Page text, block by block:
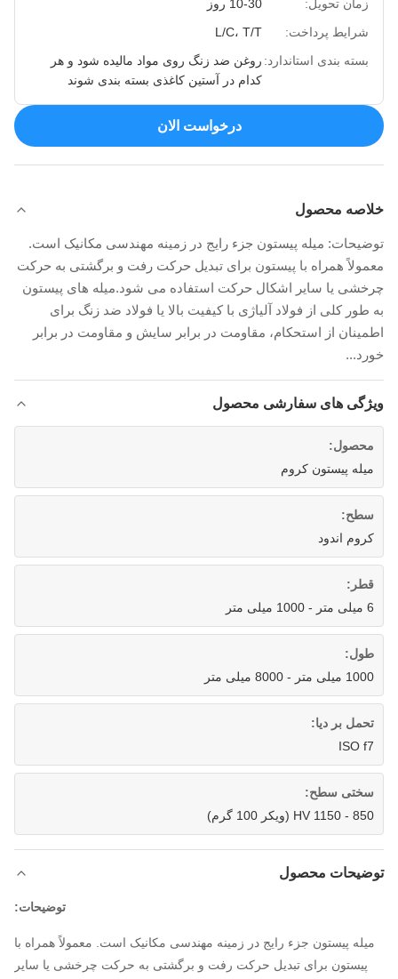
زمان تحویل:
10-30 روز
شرایط پرداخت:
L/C، T/T
بسته بندی استاندارد: روغن ضد زنگ روی مواد مالیده شود و هر
کدام در آستین کاغذی بسته بندی شوند
درخواست الان
خلاصه محصول
توضیحات: میله پیستون جزء رایج در زمینه مهندسی مکانیک است.
معمولاً همراه با پیستون برای تبدیل حرکت رفت و برگشتی به حرکت
چرخشی یا سایر اشکال حرکت استفاده می شود.میله های پیستون
به طور کلی از فولاد آلیاژی با کیفیت بالا یا فولاد ضد زنگ برای
اطمینان از استحکام، مقاومت در برابر سایش و مقاومت در برابر
خورد...
ویژگی های سفارشی محصول
محصول:
میله پیستون کروم
سطح:
کروم اندود
قطر:
6 میلی متر - 1000 میلی متر
طول:
1000 میلی متر - 8000 میلی متر
تحمل بر دیا:
ISO f7
سختی سطح:
850 - 1150 HV (ویکر 100 گرم)
توضیحات محصول
توضیحات:
میله پیستون جزء رایج در زمینه مهندسی مکانیک است. معمولاً همراه با
پیستون برای تبدیل حرکت رفت و برگشتی به حرکت چرخشی یا سایر